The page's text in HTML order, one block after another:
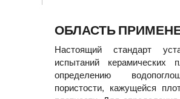
ОБЛАСТЬ
Настоящий стандарт
испытаний
определению
пористости, кажущейся